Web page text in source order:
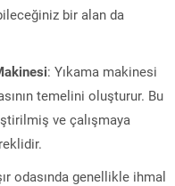
bir alan da
: Yıkama makinesi
temelini oluşturur. Bu
ve çalışmaya
odasında genellikle ihmal